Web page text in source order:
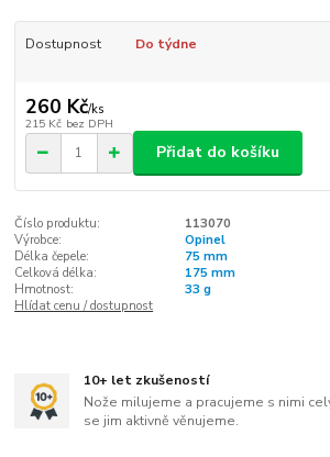
Dostupnost Do týdne
260 Kč/ks
215 Kč bez DPH
Přidat do košíku
Číslo produktu:
113070
Výrobce:
Opinel
Délka čepele:
75 mm
Celková délka:
175 mm
Hmotnost:
33 g
Hlídat cenu / dostupnost
10+ let zkušeností
Nože milujeme a pracujeme s nimi
se jim aktivně věnujeme.